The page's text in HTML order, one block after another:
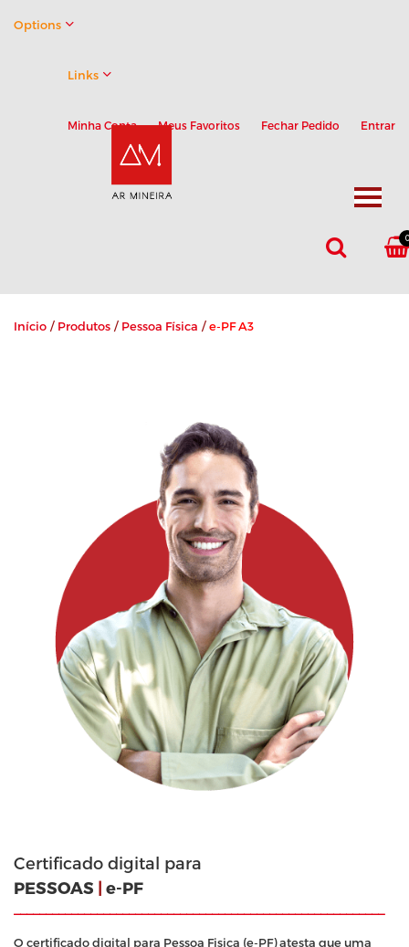
Options
Links
Minha Conta Meus Favoritos Fechar Pedido Entrar
0
Início / Produtos / Pessoa Física / e-PF A3
Certificado digital para
PESSOAS | e-PF
O certificado digital para Pessoa Fisica (e-PF) atesta que uma